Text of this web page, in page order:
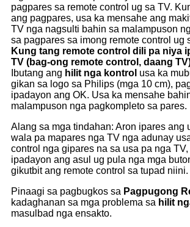
pagpares sa remote control ug sa TV.
ang pagpares, usa ka mensahe ang
TV nga nagsulti bahin sa malampuson
sa pagpares sa imong remote control ug
Kung tang remote control dili pa niya
TV (bag-ong remote control, daang
Ibutang ang hilit nga kontrol usa ka
gikan sa logo sa Philips (mga 10 cm),
ipadayon ang OK. Usa ka mensahe
malampuson nga pagkompleto sa pares.
Alang sa mga tindahan: Aron ipares ang
wala pa mapares nga TV nga adunay
control nga gipares na sa usa pa nga
ipadayon ang asul ug pula nga mga
gikutbit ang remote control sa tupad niini.
Pinaagi sa pagbugkos sa Pagpugong R
kadaghanan sa mga problema sa hilit
masulbad nga ensakto.